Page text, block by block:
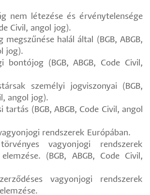
létezése és érvénytelensége
Civil, angol jog).
halál által (BGB, ABGB,
jog).
(BGB, ABGB, Code Civil,
személyi jogviszonyai (BGB,
angol jog).
(BGB, ABGB, Code Civil, angol
rendszerek Európában.
vagyonjogi rendszerek
(BGB, ABGB, Code Civil,
vagyonjogi rendszerek